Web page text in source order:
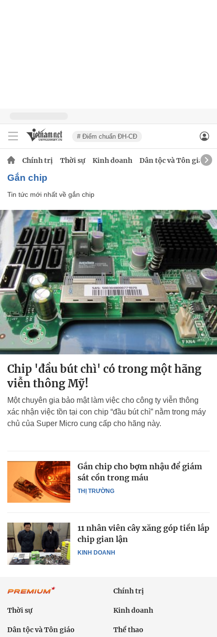
# Điểm chuẩn ĐH-CĐ
Chính trị Thời sự Kinh doanh Dân tộc và Tôn giáo
gắn chip
Tin tức mới nhất về gắn chip
Chip 'đầu bút chì' có trong một hãng
viễn thông Mỹ!
Một chuyên gia bảo mật làm việc cho công ty viễn thông
xác nhận việc tồn tại con chip “đầu bút chì” nằm trong máy
chủ của Super Micro cung cấp cho hãng này.
THỊ TRƯỜNG
Gắn chip cho bợm nhậu để giám
sát cồn trong máu
KINH DOANH
11 nhân viên cây xăng góp tiền lắp
chip gian lận
Chính trị
Thời sự Kinh doanh
Dân tộc và Tôn giáo Thể thao